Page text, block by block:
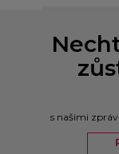
s našimi